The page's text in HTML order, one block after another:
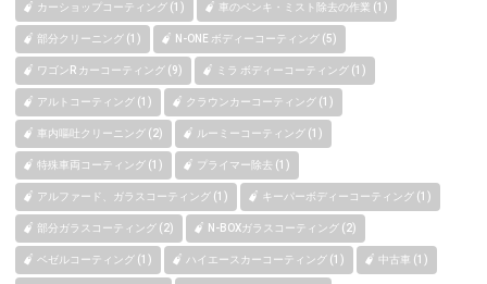
カーショップコーティング (1) 車のペンキ・ミスト除去の作業 (1)
部分クリーニング (1) N-ONE ボディーコーティング (5)
ワゴンR カーコーティング (9) ミラ ボディーコーティング (1)
アルトコーティング (1) クラウンカーコーティング (1)
車内嘔吐クリーニング (2) ルーミーコーティング (1)
特殊車両コーティング (1) プライマー除去 (1)
アルファード、ガラスコーティング (1) キーパーボディーコーティング (1)
部分ガラスコーティング (2) N-BOXガラスコーティング (2)
ベゼルコーティング (1) ハイエースカーコーティング (1) 中古車 (1)